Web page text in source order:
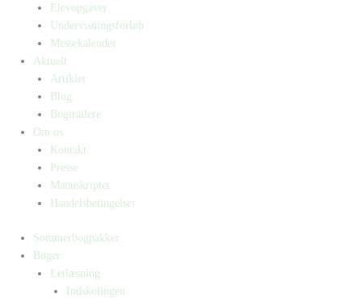
Elevopgaver
Undervisningsforløb
Messekalender
Aktuelt
Artikler
Blog
Bogtrailere
Om os
Kontakt
Presse
Manuskripter
Handelsbetingelser
Sommerbogpakker
Bøger
Letlæsning
Indskolingen